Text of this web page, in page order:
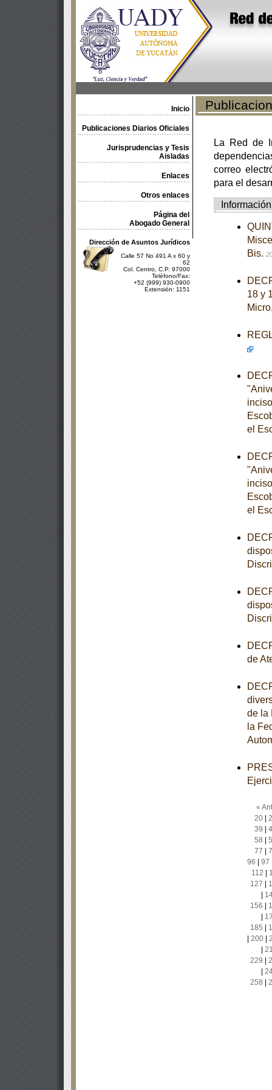
Inicio
Publicaciones Diarios Oficiales
Jurisprudencias y Tesis
Aisladas
Enlaces
Otros enlaces
Página del
Abogado General
Dirección de Asuntos Jurídicos
Calle 57 No 491 A x 60 y
62
Col. Centro, C.P. 97000
Teléfono/Fax:
+52 (999) 930-0900
Extensión: 1151
La Red de
correo
para el
Información
Bis.
18 y
el
el
de
de la
la
«
20|
39
58
77
96
97
112
127
156
185
200|
229
258